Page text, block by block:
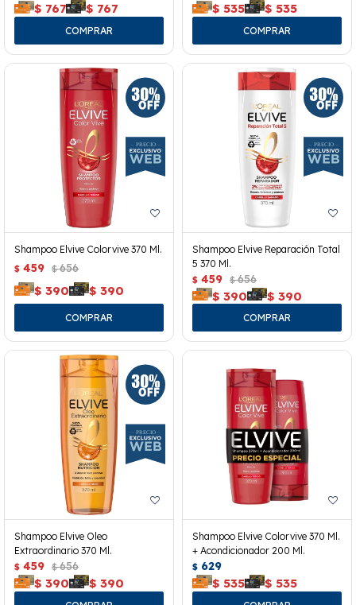
$ 767 $ 767 $ 535 $ 535
Shampoo Elvive Colorvive 370 Ml.
$ 459 $ 656
$ 390 $ 390
Shampoo Elvive Reparación Total
5 370 Ml.
$ 459 $ 656
$ 390 $ 390
Shampoo Elvive Oleo
Extraordinario 370 Ml.
$ 459 $ 656
$ 390 $ 390
Shampoo Elvive Colorvive 370 Ml.
+ Acondicionador 200 Ml.
$ 629
$ 535 $ 535